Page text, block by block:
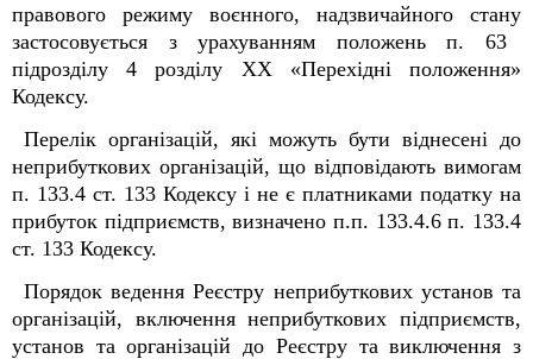
правового режиму воєнного, надзвичайного стану
застосовується з урахуванням положень п. 63
підрозділу 4 розділу ХХ «Перехідні положення»
Кодексу.
Перелік організацій, які можуть бути віднесені до
неприбуткових організацій, що відповідають вимогам
п. 133.4 ст. 133 Кодексу і не є платниками податку на
прибуток підприємств, визначено п.п. 133.4.6 п. 133.4
ст. 133 Кодексу.
Порядок ведення Реєстру неприбуткових установ та
організацій, включення неприбуткових підприємств,
установ та організацій до Реєстру та виключення з